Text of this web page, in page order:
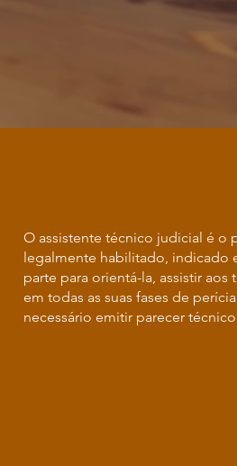
O assistente técnico judicial é o
legalmente habilitado, indicado
parte para orientá-la, assistir aos
em todas as suas fases de
necessário emitir parecer